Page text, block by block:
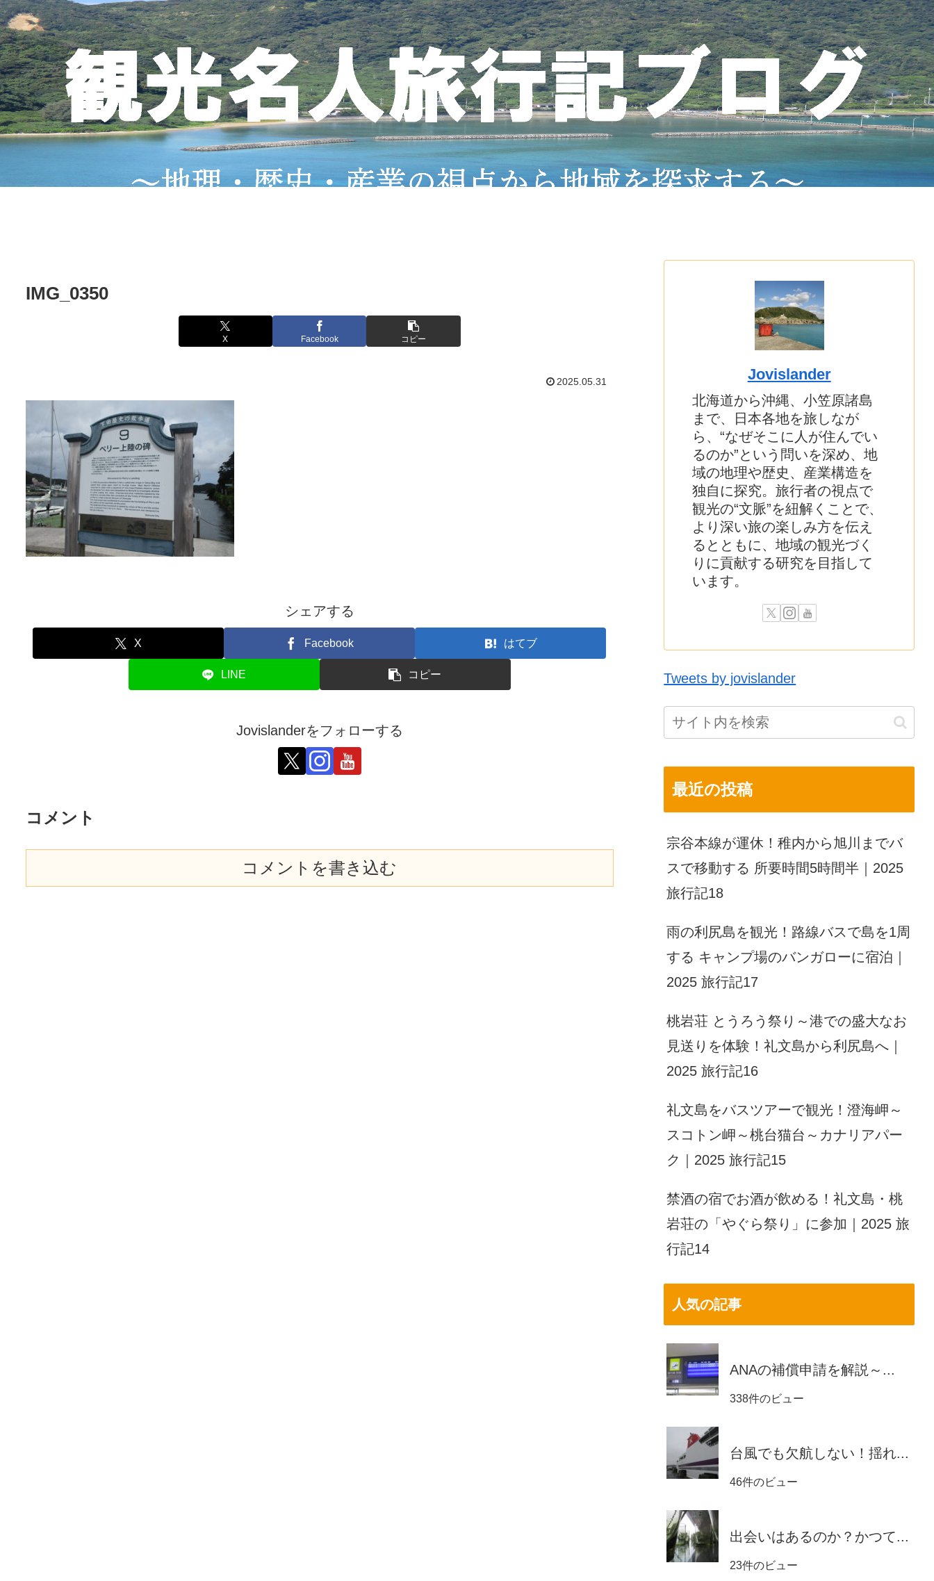
IMG_0350
X Facebook コピー
2025.05.31
シェアする
X Facebook はてブ
LINE コピー
Jovislanderをフォローする
コメント
コメントを書き込む
Jovislander
北海道から沖縄、小笠原諸島
まで、日本各地を旅しなが
ら、“なぜそこに人が住んでい
るのか”という問いを深め、地
域の地理や歴史、産業構造を
独自に探究。旅行者の視点で
観光の“文脈”を紐解くことで、
より深い旅の楽しみ方を伝え
るとともに、地域の観光づく
りに貢献する研究を目指して
います。
Tweets by jovislander
最近の投稿
宗谷本線が運休！稚内から旭川までバ
スで移動する 所要時間5時間半｜2025
旅行記18
雨の利尻島を観光！路線バスで島を1周
する キャンプ場のバンガローに宿泊｜
2025 旅行記17
桃岩荘 とうろう祭り～港での盛大なお
見送りを体験！礼文島から利尻島へ｜
2025 旅行記16
礼文島をバスツアーで観光！澄海岬～
スコトン岬～桃台猫台～カナリアパー
ク｜2025 旅行記15
禁酒の宿でお酒が飲める！礼文島・桃
岩荘の「やぐら祭り」に参加｜2025 旅
行記14
人気の記事
ANAの補償申請を解説～...
338件のビュー
台風でも欠航しない！揺れ...
46件のビュー
出会いはあるのか？かつて...
23件のビュー